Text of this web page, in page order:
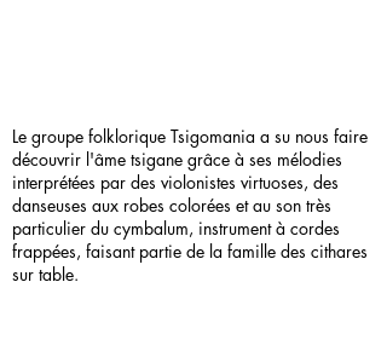
Le groupe folklorique Tsigomania a su nous faire
découvrir l'âme tsigane grâce à ses mélodies
interprétées par des violonistes virtuoses, des
danseuses aux robes colorées et au son très
particulier du cymbalum, instrument à cordes
frappées, faisant partie de la famille des cithares
sur table.